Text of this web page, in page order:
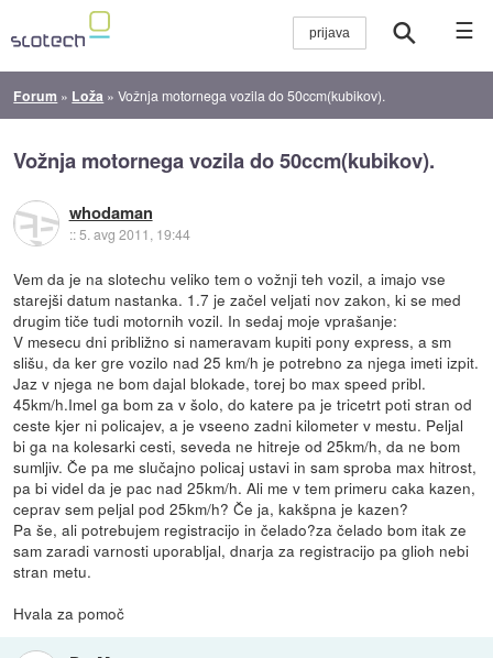
☰
Forum » Loža »Vožnja motornega vozila do 50ccm(kubikov).
Vožnja motornega vozila do 50ccm(kubikov).
whodaman
::5. avg 2011, 19:44
Vem da je na slotechu veliko tem o vožnji teh vozil, a imajo vse
starejši datum nastanka. 1.7 je začel veljati nov zakon, ki se med
drugim tiče tudi motornih vozil. In sedaj moje vprašanje:
V mesecu dni približno si nameravam kupiti pony express, a sm
slišu, da ker gre vozilo nad 25 km/h je potrebno za njega imeti izpit.
Jaz v njega ne bom dajal blokade, torej bo max speed pribl.
45km/h.Imel ga bom za v šolo, do katere pa je tricetrt poti stran od
ceste kjer ni policajev, a je vseeno zadni kilometer v mestu. Peljal
bi ga na kolesarki cesti, seveda ne hitreje od 25km/h, da ne bom
sumljiv. Če pa me slučajno policaj ustavi in sam sproba max hitrost,
pa bi videl da je pac nad 25km/h. Ali me v tem primeru caka kazen,
ceprav sem peljal pod 25km/h? Če ja, kakšpna je kazen?
Pa še, ali potrebujem registracijo in čelado?za čelado bom itak ze
sam zaradi varnosti uporabljal, dnarja za registracijo pa glioh nebi
stran metu.
Hvala za pomoč